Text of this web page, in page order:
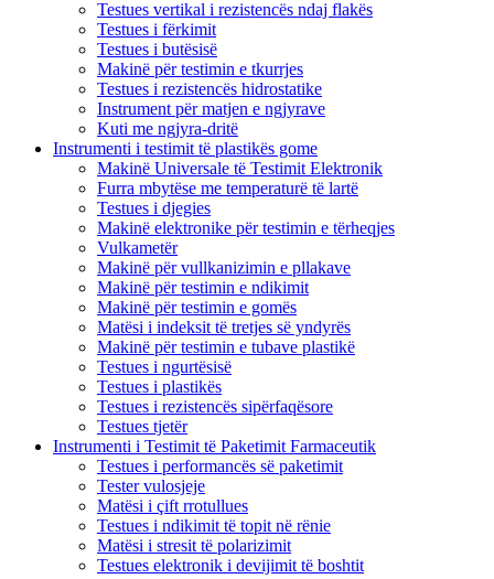
Testues vertikal i rezistencës ndaj flakës
Testues i fërkimit
Testues i butësisë
Makinë për testimin e tkurrjes
Testues i rezistencës hidrostatike
Instrument për matjen e ngjyrave
Kuti me ngjyra-dritë
Instrumenti i testimit të plastikës gome
Makinë Universale të Testimit Elektronik
Furra mbytëse me temperaturë të lartë
Testues i djegies
Makinë elektronike për testimin e tërheqjes
Vulkametër
Makinë për vullkanizimin e pllakave
Makinë për testimin e ndikimit
Makinë për testimin e gomës
Matësi i indeksit të tretjes së yndyrës
Makinë për testimin e tubave plastikë
Testues i ngurtësisë
Testues i plastikës
Testues i rezistencës sipërfaqësore
Testues tjetër
Instrumenti i Testimit të Paketimit Farmaceutik
Testues i performancës së paketimit
Tester vulosjeje
Matësi i çift rrotullues
Testues i ndikimit të topit në rënie
Matësi i stresit të polarizimit
Testues elektronik i devijimit të boshtit